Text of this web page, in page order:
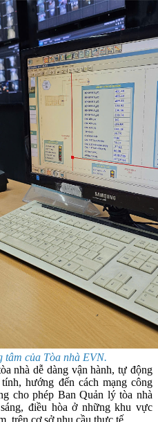
tâm của Tòa nhà EVN.
nhà dễ dàng vận hành, tự động
hướng đến cách mạng công
cho phép Ban Quản lý tòa nhà
điều hòa ở những khu vực
trên cơ sở nhu cầu thực tế.